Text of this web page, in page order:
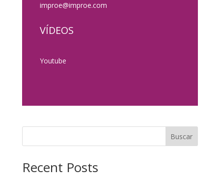
improe@improe.com
VÍDEOS
Youtube
Buscar
Recent Posts